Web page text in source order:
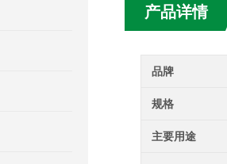
产品详情
品牌
规格
主要用途